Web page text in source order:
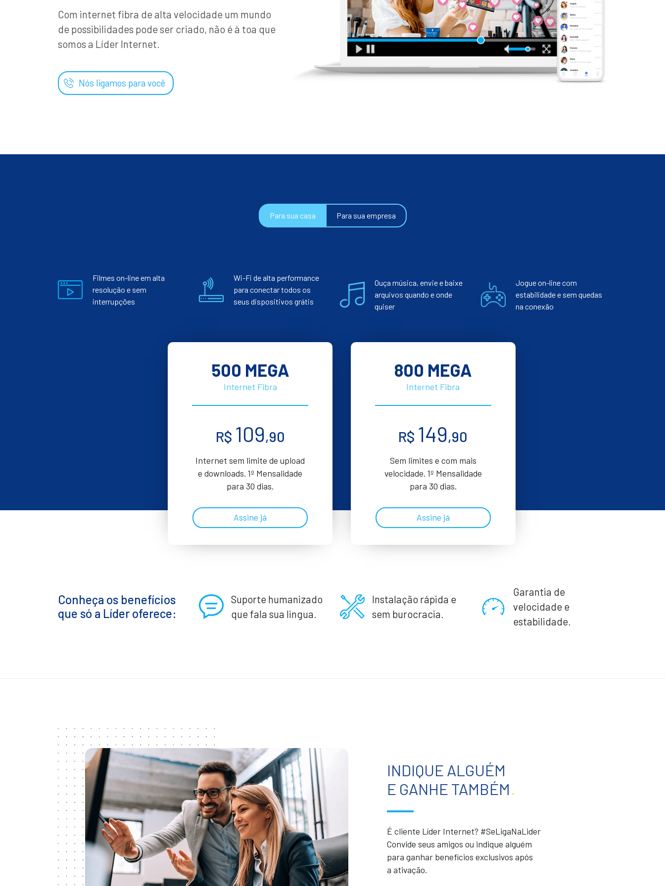
Com internet fibra de alta velocidade um mundo
de possibilidades pode ser criado, não é à toa que
somos a Líder Internet.
Nós ligamos para você
Para sua casa Para sua empresa
Filmes on-line em alta
resolução e sem
interrupções
Wi-Fi de alta performance
para conectar todos os
seus dispositivos grátis
Ouça música, envie e baixe
arquivos quando e onde
quiser
Jogue on-line com
estabilidade e sem quedas
na conexão
500 MEGA
Internet Fibra
R$ 109,90
Internet sem limite de upload
e downloads. 1º Mensalidade
para 30 dias.
Assine já
800 MEGA
Internet Fibra
R$ 149,90
Sem limites e com mais
velocidade. 1º Mensalidade
para 30 dias.
Assine já
Conheça os benefícios
que só a Líder oferece:
Suporte humanizado
que fala sua lingua.
Instalação rápida e
sem burocracia.
Garantia de
velocidade e
estabilidade.
INDIQUE ALGUÉM
E GANHE TAMBÉM.
É cliente Líder Internet? #SeLigaNaLider
Convide seus amigos ou indique alguém
para ganhar benefícios exclusivos após
a ativação.